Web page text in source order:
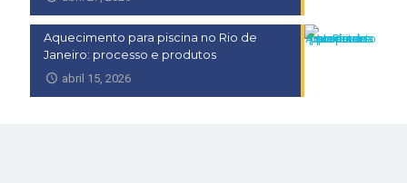
Aquecimento para piscina no Rio de
Janeiro: processo e produtos
abril 15, 2026